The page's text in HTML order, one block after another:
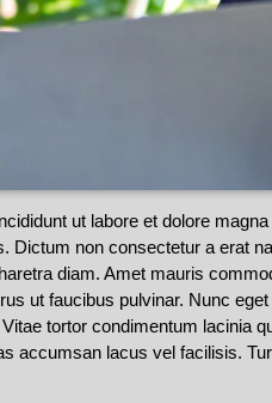
ut labore et dolore
non consectetur a erat
diam. Amet mauris
ut faucibus pulvinar. Nunc
tortor condimentum lacinia
lacus vel facilisis.